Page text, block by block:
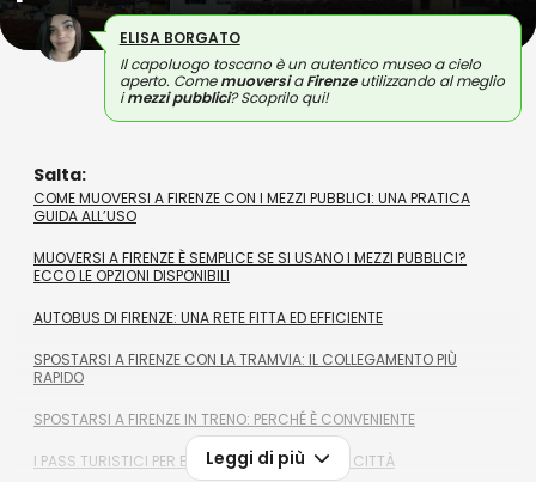
ELISA BORGATO
Il capoluogo toscano è un autentico museo a cielo
aperto. ComemuoversiaFirenzeutilizzando al meglio
imezzi pubblici? Scoprilo qui!
Salta:
COME MUOVERSI A FIRENZE CON I MEZZI PUBBLICI: UNA PRATICA
GUIDA ALL’USO
MUOVERSI A FIRENZE È SEMPLICE SE SI USANO I MEZZI PUBBLICI?
ECCO LE OPZIONI DISPONIBILI
AUTOBUS DI FIRENZE: UNA RETE FITTA ED EFFICIENTE
SPOSTARSI A FIRENZE CON LA TRAMVIA: IL COLLEGAMENTO PIÙ
RAPIDO
SPOSTARSI A FIRENZE IN TRENO: PERCHÉ È CONVENIENTE
I PASS TURISTICI PER ESPLORARE AL MEGLIO LA CITTÀ
Leggi di più